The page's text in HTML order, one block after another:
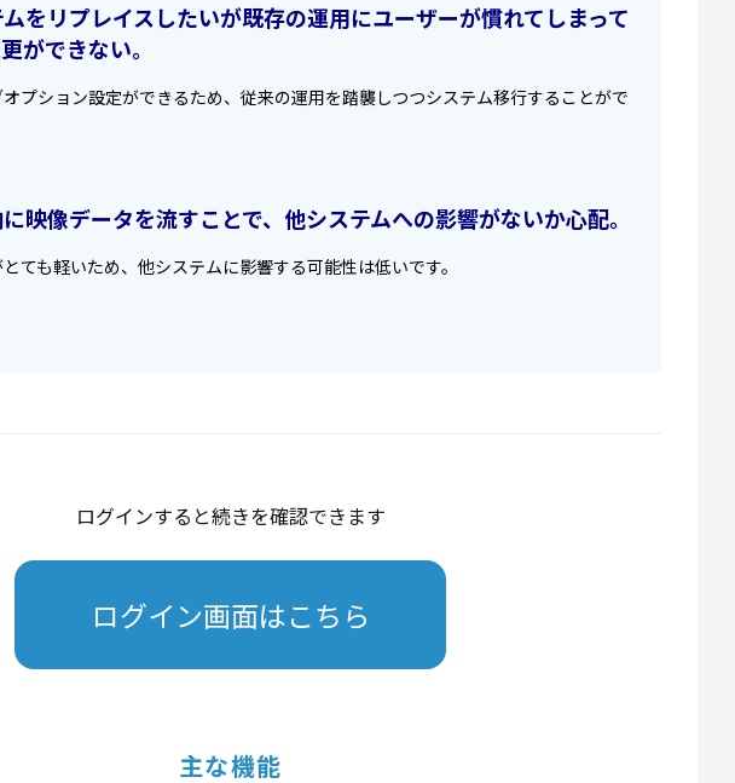
をリプレイスしたいが既存の運用にユーザーが慣れてしまって
ができない。
プション設定ができるため、従来の運用を踏襲しつつシステム移行することがで
映像データを流すことで、他システムへの影響がないか心配。
ても軽いため、他システムに影響する可能性は低いです。
ログインすると続きを確認できます
ログイン画面はこちら
主な機能